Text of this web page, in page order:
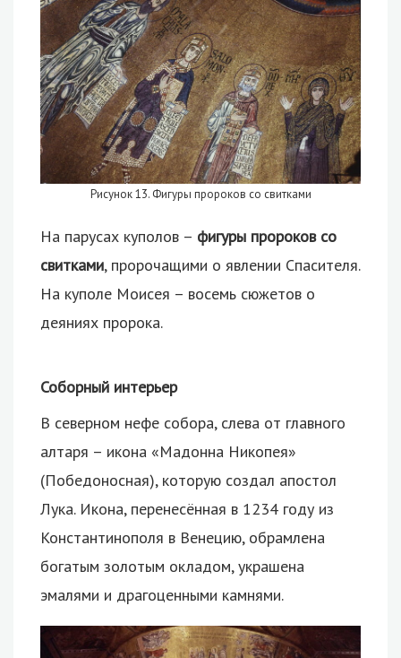
Рисунок 13. Фигуры пророков со свитками
На парусах куполов – фигуры пророков со
свитками, пророчащими о явлении Спасителя.
На куполе Моисея – восемь сюжетов о
деяниях пророка.
Соборный интерьер
В северном нефе собора, слева от главного
алтаря – икона «Мадонна Никопея»
(Победоносная), которую создал апостол
Лука. Икона, перенесённая в 1234 году из
Константинополя в Венецию, обрамлена
богатым золотым окладом, украшена
эмалями и драгоценными камнями.